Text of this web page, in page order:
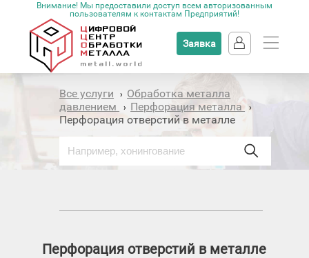
Внимание! Мы предоставили доступ всем авторизованным
пользователям к контактам Предприятий!
Заявка
Все услуги › Обработка металла
давлением
› Перфорация металла ›
Перфорация отверстий в металле
Перфорация отверстий в металле